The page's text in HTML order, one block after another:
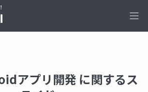
アプリ開発 に関するス